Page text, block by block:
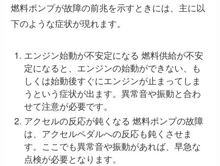
燃料ポンプが故障の前兆を示すときには、主に以
下のような症状が現れます。
エンジン始動が不安定になる 燃料供給が不安
定になると、エンジンの始動ができない、も
しくは始動後すぐにエンジンが止まってしま
うという症状が出ます。異常音や振動と合わ
せて注意が必要です。
アクセルの反応が鈍くなる 燃料ポンプの故障
は、アクセルペダルへの反応も鈍くさせま
す。ここでも異常音や振動があれば、早急な
点検が必要となります。